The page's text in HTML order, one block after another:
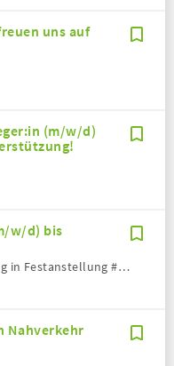
uns auf
(m/w/d)
w/d) bis
VIF Personalberatung # Vermittlung in Festanstellung # Volker Bronheim
Nahverkehr